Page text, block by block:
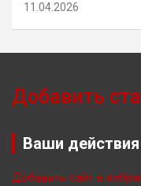
11.04.2026
Добавить
Ваши действия
Добавить сайт в